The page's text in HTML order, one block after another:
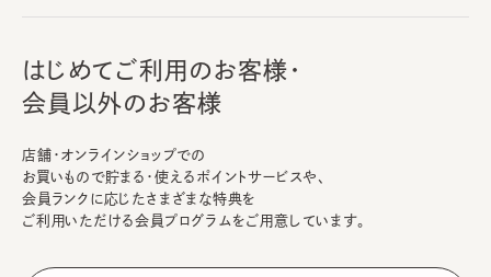
はじめてご利用のお客様・
会員以外のお客様
店舗・オンラインショップでの
お買いもので貯まる・使えるポイントサービスや、
会員ランクに応じたさまざまな特典を
ご利用いただける会員プログラムをご用意しています。